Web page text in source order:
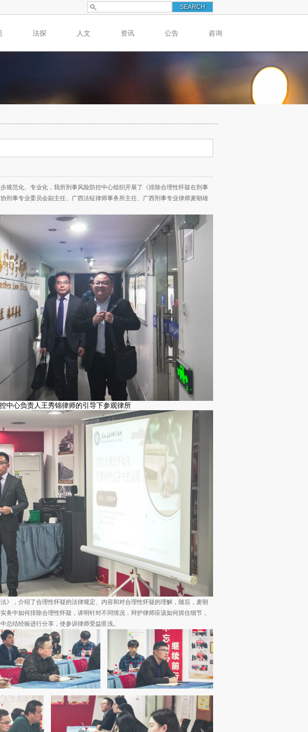
法探 人文 资讯 公告 咨询
规范化、专业化，我所刑事风险防控中心组织开展了《排除合理性怀疑在刑事
刑事专业委员会副主任、广西法钲律师事务所主任、广西刑事专业律师麦朝雄
中心负责人王秀锦律师的引导下参观律所
》，介绍了合理性怀疑的法律规定、内容和对合理性怀疑的理解，随后，麦朝
务中如何排除合理性怀疑，讲明针对不同情况，辩护律师应该如何抓住细节，
总结经验进行分享，使参训律师受益匪浅。